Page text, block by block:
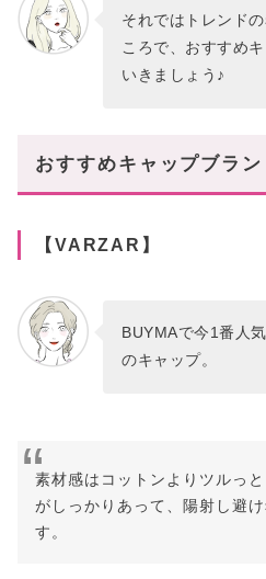
それではトレンド
ころで、おすすめ
いきましょう♪
おすすめキャップブラン
【VARZAR】
BUYMAで今1番人
のキャップ。
素材感はコットンよりツルっ
がしっかりあって、陽射し避
す。